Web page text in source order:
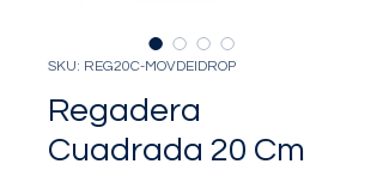
SKU: REG20C-MOVDEIDROP
Regadera
Cuadrada 20 Cm